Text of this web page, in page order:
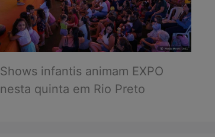
Shows infantis animam EXPO
nesta quinta em Rio Preto